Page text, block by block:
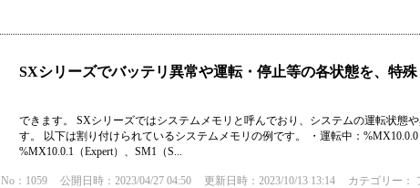
SXシリーズでバッテリ異常や運転・停止等の各状態を、特
できます。 SXシリーズではシステムメモリと呼んでおり、システムの運転状態
す。 以下は割り付けられているシステムメモリの例です。 ・運転中：%MX10.0.0
%MX10.0.1（Expert）、SM1（S...
No：1059 公開日時：2023/04/27 04:50 更新日時：2023/10/13 13:14 カテゴリー：